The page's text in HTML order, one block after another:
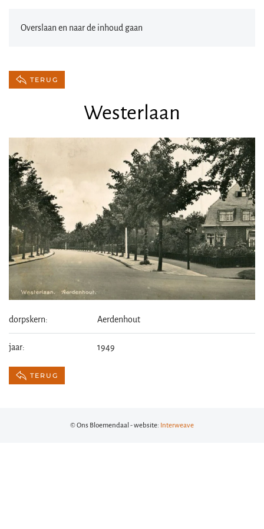
Overslaan en naar de inhoud gaan
TERUG
Westerlaan
dorpskern: Aerdenhout
jaar: 1949
TERUG
© Ons Bloemendaal - website: Interweave